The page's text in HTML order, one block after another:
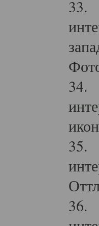
33.
34.
35.
36.